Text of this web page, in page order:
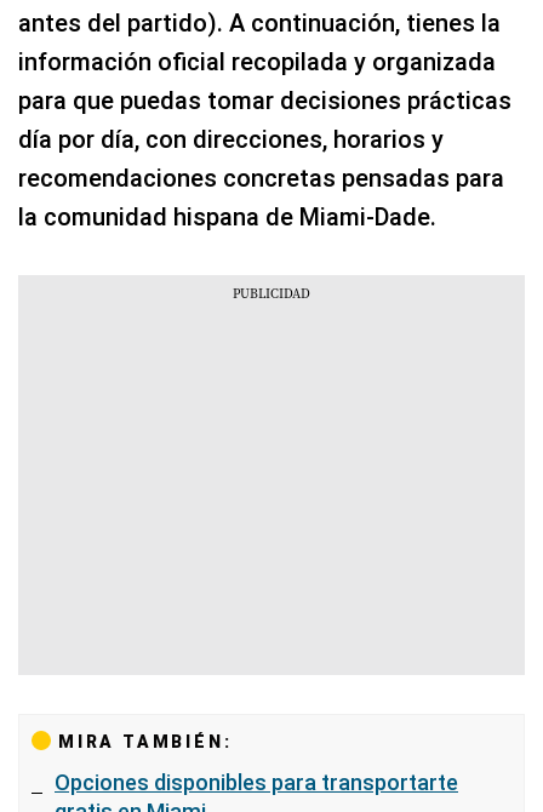
antes del partido). A continuación, tienes la
información oficial recopilada y organizada
para que puedas tomar decisiones prácticas
día por día, con direcciones, horarios y
recomendaciones concretas pensadas para
la comunidad hispana de Miami-Dade.
MIRA TAMBIÉN:
Opciones disponibles para transportarte